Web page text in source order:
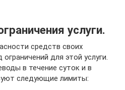
услуги.
средств своих
для этой услуги.
в течение суток и в
следующие лимиты: